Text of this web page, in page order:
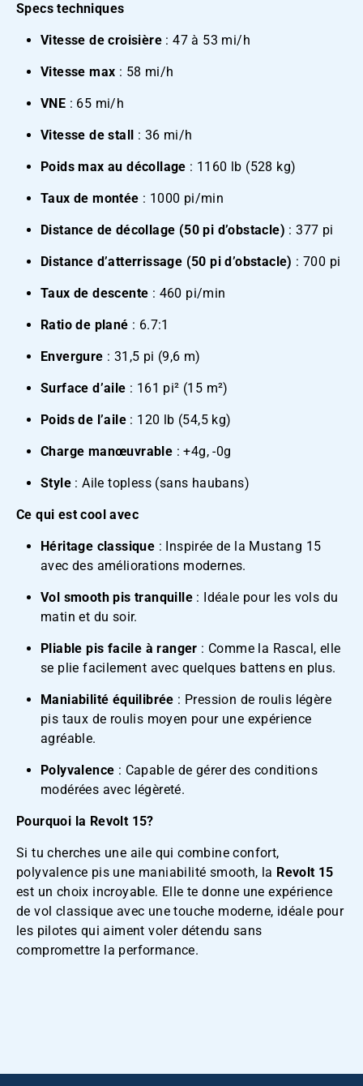
Specs techniques
Vitesse de croisière : 47 à 53 mi/h
Vitesse max : 58 mi/h
VNE : 65 mi/h
Vitesse de stall : 36 mi/h
Poids max au décollage : 1160 lb (528 kg)
Taux de montée : 1000 pi/min
Distance de décollage (50 pi d’obstacle) : 377 pi
Distance d’atterrissage (50 pi d’obstacle) : 700 pi
Taux de descente : 460 pi/min
Ratio de plané : 6.7:1
Envergure : 31,5 pi (9,6 m)
Surface d’aile : 161 pi² (15 m²)
Poids de l’aile : 120 lb (54,5 kg)
Charge manœuvrable : +4g, -0g
Style : Aile topless (sans haubans)
Ce qui est cool avec
Héritage classique : Inspirée de la Mustang 15
avec des améliorations modernes.
Vol smooth pis tranquille : Idéale pour les vols du
matin et du soir.
Pliable pis facile à ranger : Comme la Rascal, elle
se plie facilement avec quelques battens en plus.
Maniabilité équilibrée : Pression de roulis légère
pis taux de roulis moyen pour une expérience
agréable.
Polyvalence : Capable de gérer des conditions
modérées avec légèreté.
Pourquoi la Revolt 15?
Si tu cherches une aile qui combine confort,
polyvalence pis une maniabilité smooth, la Revolt 15
est un choix incroyable. Elle te donne une expérience
de vol classique avec une touche moderne, idéale pour
les pilotes qui aiment voler détendu sans
compromettre la performance.